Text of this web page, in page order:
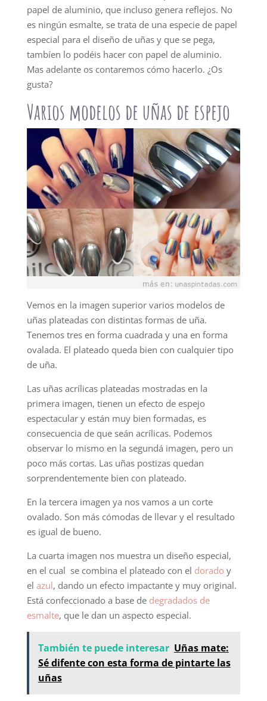
papel de aluminio, que incluso genera reflejos. No
es ningún esmalte, se trata de una especie de papel
especial para el diseño de uñas y que se pega,
tambíen lo podéis hacer con papel de aluminio.
Mas adelante os contaremos cómo hacerlo. ¿Os
gusta?
Varios modelos de uñas de espejo
Vemos en la imagen superior varios modelos de
uñas plateadas con distintas formas de uña.
Tenemos tres en forma cuadrada y una en forma
ovalada. El plateado queda bien con cualquier tipo
de uña.
Las uñas acrílicas plateadas mostradas en la
primera imagen, tienen un efecto de espejo
espectacular y están muy bien formadas, es
consecuencia de que seán acrílicas. Podemos
observar lo mismo en la segundá imagen, pero un
poco más cortas. Las uñas postizas quedan
sorprendentemente bien con plateado.
En la tercera imagen ya nos vamos a un corte
ovalado. Son más cómodas de llevar y el resultado
es igual de bueno.
La cuarta imagen nos muestra un diseño especial,
en el cual se combina el plateado con el dorado y
el azul, dando un efecto impactante y muy original.
Está confeccionado a base de degradados de
esmalte, que le dan un aspecto especial.
También te puede interesar Uñas mate:
Sé difente con esta forma de pintarte las
uñas